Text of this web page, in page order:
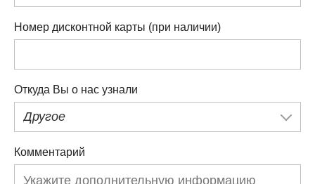
Номер дисконтной карты (при наличии)
Откуда Вы о нас узнали
Другое
Комментарий